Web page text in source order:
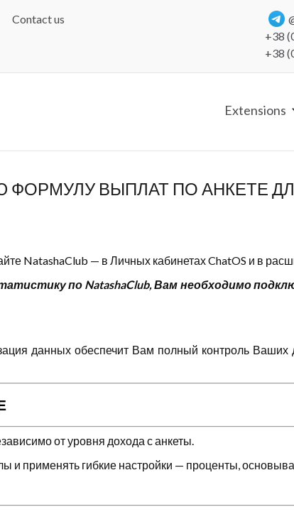
Contact us
+38
+38
Extensions
ВЫПЛАТ ПО АНКЕТЕ ДЛЯ
NatashaClub — в Личных кабинетах ChatOS и в
по NatashaClub, Вам необходимо
данных обеспечит Вам полный контроль Ваших
от уровня дохода с анкеты.
и применять гибкие настройки — проценты,